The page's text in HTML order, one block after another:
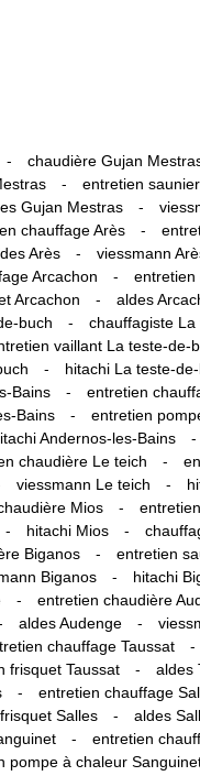
- chaudière Gujan
- entretien
Gujan Mestras -
chauffage Arès -
Arès - viessmann
Arcachon - entretien
Arcachon - aldes
buch - chauffagiste
vaillant La teste-de-
- hitachi La teste-
Bains - entretien
Bains - entretien
Andernos-les-Bains -
chaudière Le teich -
viessmann Le teich -
Mios -
- hitachi Mios -
Biganos - entretien
Biganos - hitachi
- entretien chaudière
aldes Audenge -
chauffage Taussat -
frisquet Taussat - aldes
- entretien chauffage
Salles - aldes
- entretien
pompe à chaleur